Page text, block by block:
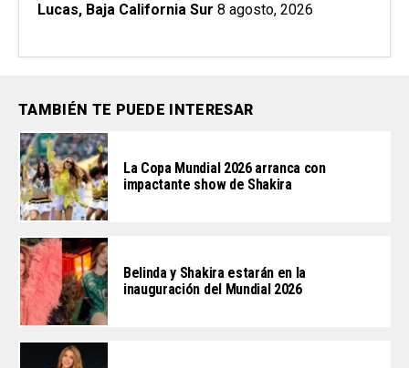
Lucas, Baja California Sur 8 agosto, 2026
TAMBIÉN TE PUEDE INTERESAR
La Copa Mundial 2026 arranca con
impactante show de Shakira
Belinda y Shakira estarán en la
inauguración del Mundial 2026